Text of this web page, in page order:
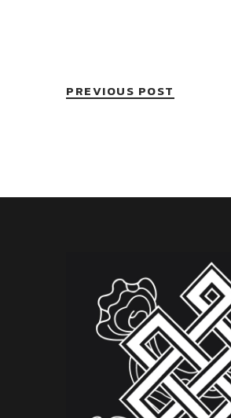
PREVIOUS POST